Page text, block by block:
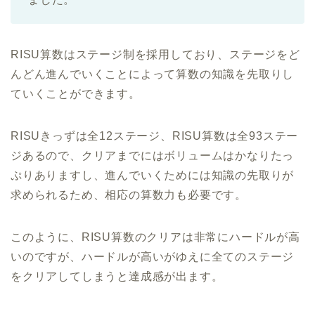
RISU算数はステージ制を採用しており、ステージをど
んどん進んでいくことによって算数の知識を先取りし
ていくことができます。
RISUきっずは全12ステージ、RISU算数は全93ステー
ジあるので、クリアまでにはボリュームはかなりたっ
ぷりありますし、進んでいくためには知識の先取りが
求められるため、相応の算数力も必要です。
このように、RISU算数のクリアは非常にハードルが高
いのですが、ハードルが高いがゆえに全てのステージ
をクリアしてしまうと達成感が出ます。